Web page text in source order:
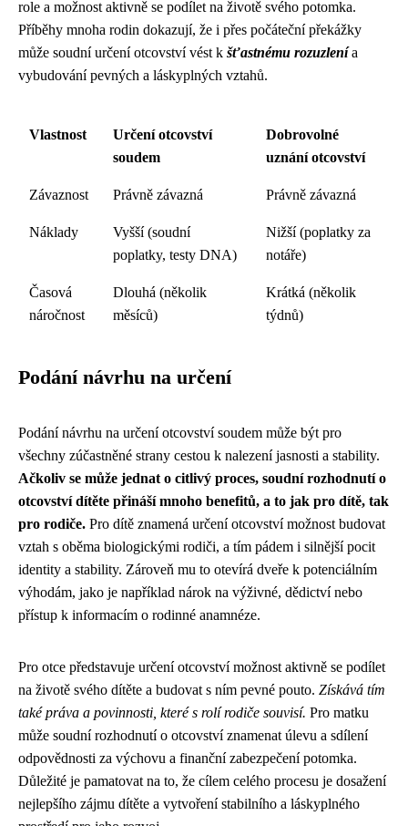
role a možnost aktivně se podílet na životě svého potomka.
Příběhy mnoha rodin dokazují, že i přes počáteční překážky
může soudní určení otcovství vést k šťastnému rozuzlenía
vybudování pevných a láskyplných vztahů.
Vlastnost
Určení otcovství
soudem
Dobrovolné
uznání otcovství
Závaznost Právně závazná Právně závazná
Náklady
Vyšší (soudní
poplatky, testy DNA)
Nižší (poplatky za
notáře)
Časová
náročnost
Dlouhá (několik
měsíců)
Krátká (několik
týdnů)
Podání návrhu na určení
Podání návrhu na určení otcovství soudem může být pro
všechny zúčastněné strany cestou k nalezení jasnosti a stability.
Ačkoliv se může jednat o citlivý proces, soudní rozhodnutí o
otcovství dítěte přináší mnoho benefitů, a to jak pro dítě, tak
pro rodiče. Pro dítě znamená určení otcovství možnost budovat
vztah s oběma biologickými rodiči, a tím pádem i silnější pocit
identity a stability. Zároveň mu to otevírá dveře k potenciálním
výhodám, jako je například nárok na výživné, dědictví nebo
přístup k informacím o rodinné anamnéze.
Pro otce představuje určení otcovství možnost aktivně se podílet
na životě svého dítěte a budovat s ním pevné pouto. Získává tím
také práva a povinnosti, které s rolí rodiče souvisí. Pro matku
může soudní rozhodnutí o otcovství znamenat úlevu a sdílení
odpovědnosti za výchovu a finanční zabezpečení potomka.
Důležité je pamatovat na to, že cílem celého procesu je dosažení
nejlepšího zájmu dítěte a vytvoření stabilního a láskyplného